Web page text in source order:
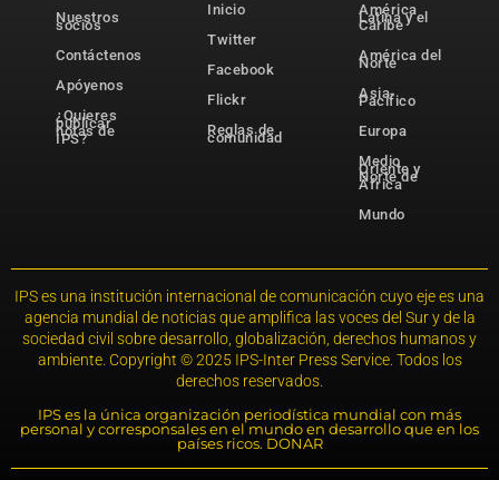
Nuestros
socios
Contáctenos
Apóyenos
¿Quieres
publicar
notas de
IPS?
Inicio
Twitter
Facebook
Flickr
Reglas de
comunidad
América
Latina y el
Caribe
América del
Norte
Asia-
Pacífico
Europa
Medio
Oriente y
Norte de
África
Mundo
IPS es una institución internacional de comunicación cuyo eje es una
agencia mundial de noticias que amplifica las voces del Sur y de la
sociedad civil sobre desarrollo, globalización, derechos humanos y
ambiente. Copyright © 2025 IPS-Inter Press Service. Todos los
derechos reservados.
IPS es la única organización periodística mundial con más
personal y corresponsales en el mundo en desarrollo que en los
países ricos. DONAR